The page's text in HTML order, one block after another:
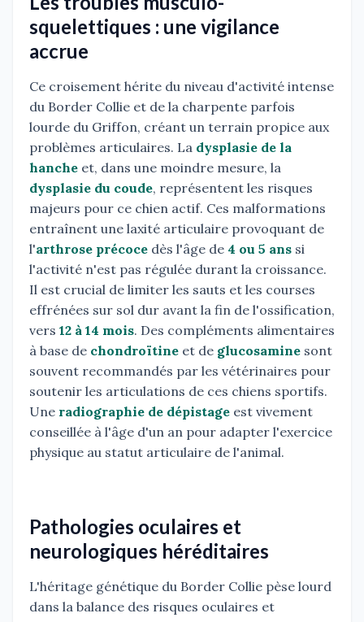
squelettiques : une vigilance
accrue
Ce croisement hérite du niveau d'activité intense
du Border Collie et de la charpente parfois
lourde du Griffon, créant un terrain propice aux
problèmes articulaires. La dysplasie de la
hanche et, dans une moindre mesure, la
dysplasie du coude, représentent les risques
majeurs pour ce chien actif. Ces malformations
entraînent une laxité articulaire provoquant de
l'arthrose précoce dès l'âge de 4 ou 5 ans si
l'activité n'est pas régulée durant la croissance.
Il est crucial de limiter les sauts et les courses
effrénées sur sol dur avant la fin de l'ossification,
vers 12 à 14 mois. Des compléments alimentaires
à base de chondroïtine et de glucosamine sont
souvent recommandés par les vétérinaires pour
soutenir les articulations de ces chiens sportifs.
Une radiographie de dépistage est vivement
conseillée à l'âge d'un an pour adapter l'exercice
physique au statut articulaire de l'animal.
Pathologies oculaires et
neurologiques héréditaires
L'héritage génétique du Border Collie pèse lourd
dans la balance des risques oculaires et